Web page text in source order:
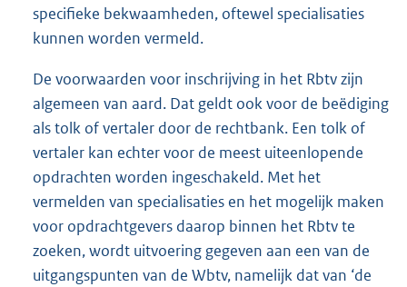
specifieke bekwaamheden, oftewel specialisaties
kunnen worden vermeld.
De voorwaarden voor inschrijving in het Rbtv zijn
algemeen van aard. Dat geldt ook voor de beëdiging
als tolk of vertaler door de rechtbank. Een tolk of
vertaler kan echter voor de meest uiteenlopende
opdrachten worden ingeschakeld. Met het
vermelden van specialisaties en het mogelijk maken
voor opdrachtgevers daarop binnen het Rbtv te
zoeken, wordt uitvoering gegeven aan een van de
uitgangspunten van de Wbtv, namelijk dat van ‘de